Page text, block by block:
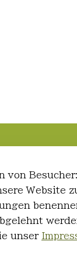
von
Website
unser